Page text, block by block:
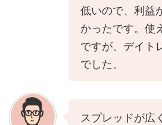
低いので、利益
かったです。使
ですが、デイト
でした。
スプレッドが広